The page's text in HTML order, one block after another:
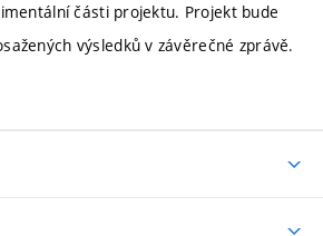
části projektu. Projekt bude
výsledků v závěrečné zprávě.